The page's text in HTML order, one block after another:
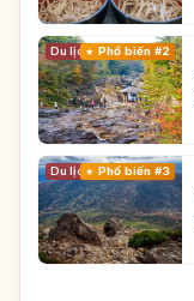
Du lịch Phổ biến #2
Du lịch Phổ biến #3